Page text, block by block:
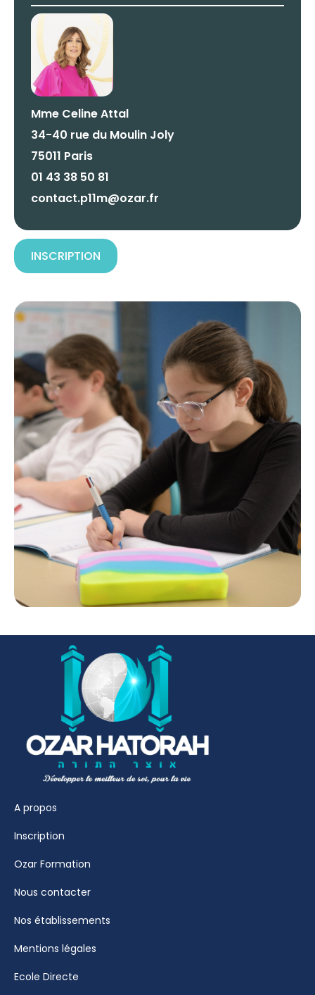
Mme Celine Attal
34-40 rue du Moulin Joly
75011 Paris
01 43 38 50 81
contact.p11m@ozar.fr
INSCRIPTION
A propos
Inscription
Ozar Formation
Nous contacter
Nos établissements
Mentions légales
Ecole Directe